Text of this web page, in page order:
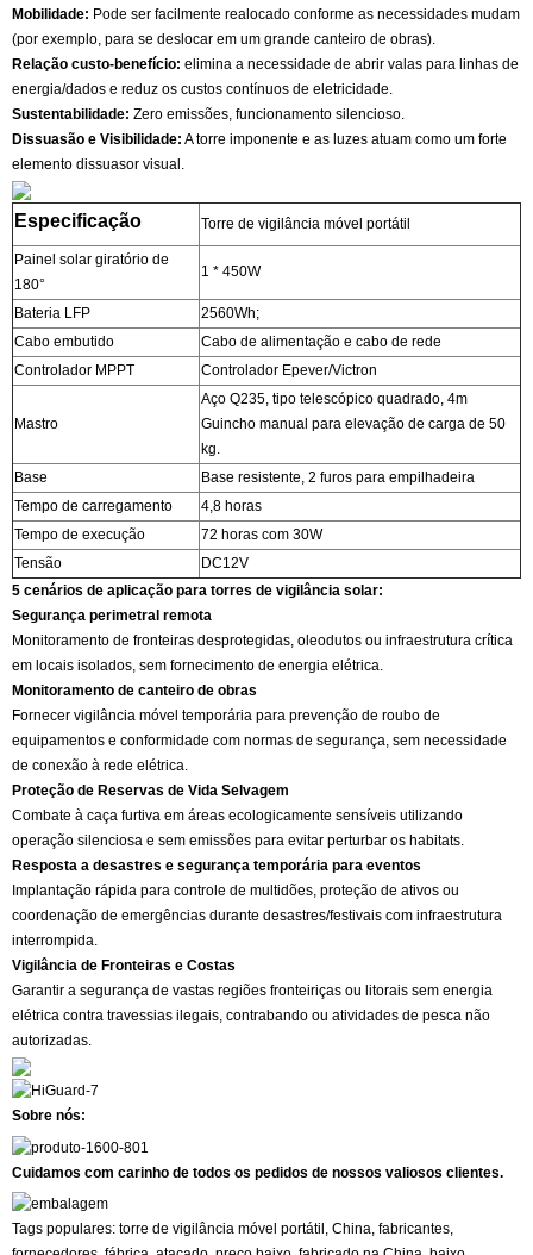
Mobilidade: Pode ser facilmente realocado conforme as necessidades mudam
(por exemplo, para se deslocar em um grande canteiro de obras).
Relação custo-benefício: elimina a necessidade de abrir valas para linhas de
energia/dados e reduz os custos contínuos de eletricidade.
Sustentabilidade: Zero emissões, funcionamento silencioso.
Dissuasão e Visibilidade: A torre imponente e as luzes atuam como um forte
elemento dissuasor visual.
Especificação Torre de vigilância móvel portátil
Painel solar giratório de
180°
1 * 450W
Bateria LFP
2560Wh;
Cabo embutido
Cabo de alimentação e cabo de rede
Controlador MPPT
Controlador Epever/Victron
Mastro
Aço Q235, tipo telescópico quadrado, 4m
Guincho manual para elevação de carga de 50
kg.
Base
Base resistente, 2 furos para empilhadeira
Tempo de carregamento
4,8 horas
Tempo de execução
72 horas com 30W
Tensão
DC12V
5 cenários de aplicação para torres de vigilância solar:
Segurança perimetral remota
Monitoramento de fronteiras desprotegidas, oleodutos ou infraestrutura crítica
em locais isolados, sem fornecimento de energia elétrica.
Monitoramento de canteiro de obras
Fornecer vigilância móvel temporária para prevenção de roubo de
equipamentos e conformidade com normas de segurança, sem necessidade
de conexão à rede elétrica.
Proteção de Reservas de Vida Selvagem
Combate à caça furtiva em áreas ecologicamente sensíveis utilizando
operação silenciosa e sem emissões para evitar perturbar os habitats.
Resposta a desastres e segurança temporária para eventos
Implantação rápida para controle de multidões, proteção de ativos ou
coordenação de emergências durante desastres/festivais com infraestrutura
interrompida.
Vigilância de Fronteiras e Costas
Garantir a segurança de vastas regiões fronteiriças ou litorais sem energia
elétrica contra travessias ilegais, contrabando ou atividades de pesca não
autorizadas.
Sobre nós:
Cuidamos com carinho de todos os pedidos de nossos valiosos clientes.
Tags populares: torre de vigilância móvel portátil, China, fabricantes,